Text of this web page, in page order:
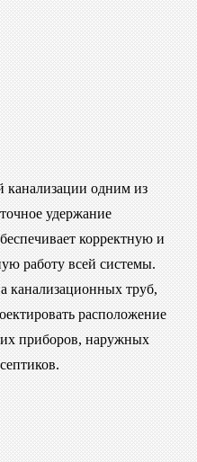
одним из
удержание
корректную и
работу всей системы.
канализационных труб,
расположение
приборов, наружных